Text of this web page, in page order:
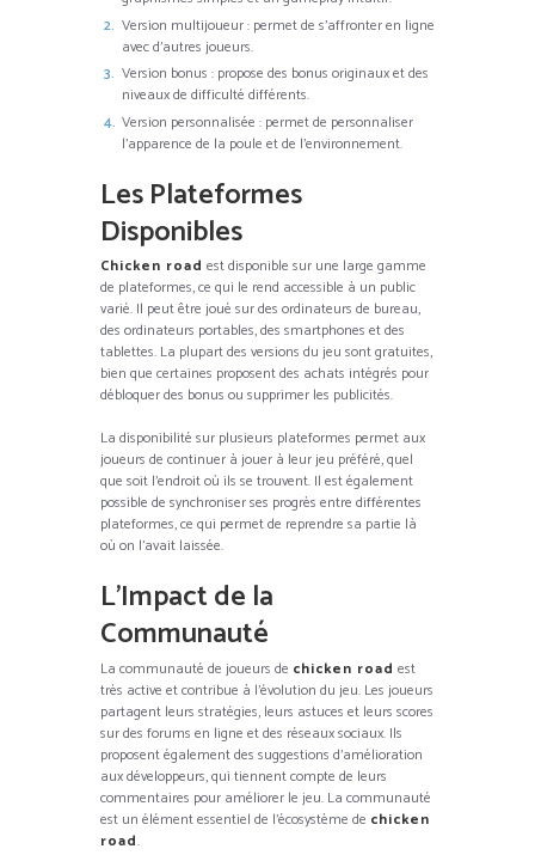
Version multijoueur : permet de s’affronter en ligne
avec d’autres joueurs.
Version bonus : propose des bonus originaux et des
niveaux de difficulté différents.
Version personnalisée : permet de personnaliser
l’apparence de la poule et de l’environnement.
Les Plateformes
Disponibles
Chicken road est disponible sur une large gamme
de plateformes, ce qui le rend accessible à un public
varié. Il peut être joué sur des ordinateurs de bureau,
des ordinateurs portables, des smartphones et des
tablettes. La plupart des versions du jeu sont gratuites,
bien que certaines proposent des achats intégrés pour
débloquer des bonus ou supprimer les publicités.
La disponibilité sur plusieurs plateformes permet aux
joueurs de continuer à jouer à leur jeu préféré, quel
que soit l’endroit où ils se trouvent. Il est également
possible de synchroniser ses progrès entre différentes
plateformes, ce qui permet de reprendre sa partie là
où on l’avait laissée.
L’Impact de la
Communauté
La communauté de joueurs de chicken road est
très active et contribue à l’évolution du jeu. Les joueurs
partagent leurs stratégies, leurs astuces et leurs scores
sur des forums en ligne et des réseaux sociaux. Ils
proposent également des suggestions d’amélioration
aux développeurs, qui tiennent compte de leurs
commentaires pour améliorer le jeu. La communauté
est un élément essentiel de l’écosystème de chicken
road.